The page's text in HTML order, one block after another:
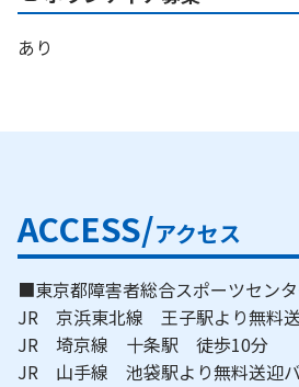
あり
ACCESS/アクセス
■東京都障害者総合スポーツセン
JR 京浜東北線 王子駅より無
JR 埼京線 十条駅 徒歩10分
JR 山手線 池袋駅より無料送